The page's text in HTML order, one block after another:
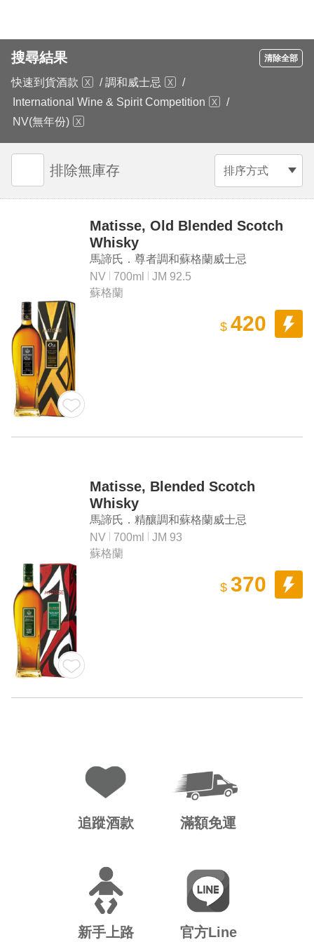
搜尋結果 清除全部
快速到貨酒款 / 調和威士忌
/
International Wine & Spirit Competition
/
NV(無年份)
排序方式
排除無庫存
Matisse, Old Blended Scotch
Whisky
馬諦氏．尊者調和蘇格蘭威士忌
NV
700ml
JM 92.5
蘇格蘭
$ 420
Matisse, Blended Scotch
Whisky
馬諦氏．精釀調和蘇格蘭威士忌
NV
700ml
JM 93
蘇格蘭
$ 370
追蹤酒款 滿額免運
新手上路 官方Line